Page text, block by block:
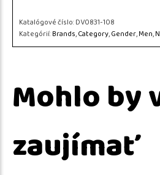
Katalógové číslo:DV0831-108
Kategórií:Brands,Category,Gender,Men,
Mohlo by
zaujímať